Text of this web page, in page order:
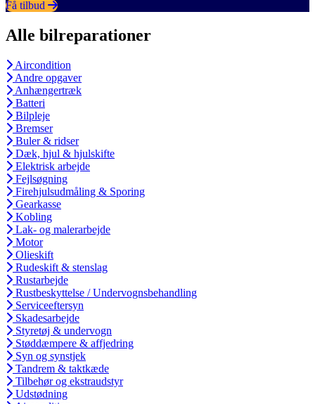
Få tilbud
Alle bilreparationer
Aircondition
Andre opgaver
Anhængertræk
Batteri
Bilpleje
Bremser
Buler & ridser
Dæk, hjul & hjulskifte
Elektrisk arbejde
Fejlsøgning
Firehjulsudmåling & Sporing
Gearkasse
Kobling
Lak- og malerarbejde
Motor
Olieskift
Rudeskift & stenslag
Rustarbejde
Rustbeskyttelse / Undervognsbehandling
Serviceeftersyn
Skadesarbejde
Styretøj & undervogn
Støddæmpere & affjedring
Syn og synstjek
Tandrem & taktkæde
Tilbehør og ekstraudstyr
Udstødning